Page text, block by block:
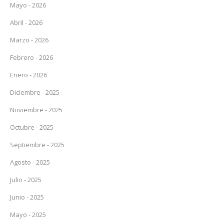
Mayo - 2026
Abril - 2026
Marzo - 2026
Febrero - 2026
Enero - 2026
Diciembre - 2025
Noviembre - 2025
Octubre - 2025
Septiembre - 2025
Agosto - 2025
Julio - 2025
Junio - 2025
Mayo - 2025